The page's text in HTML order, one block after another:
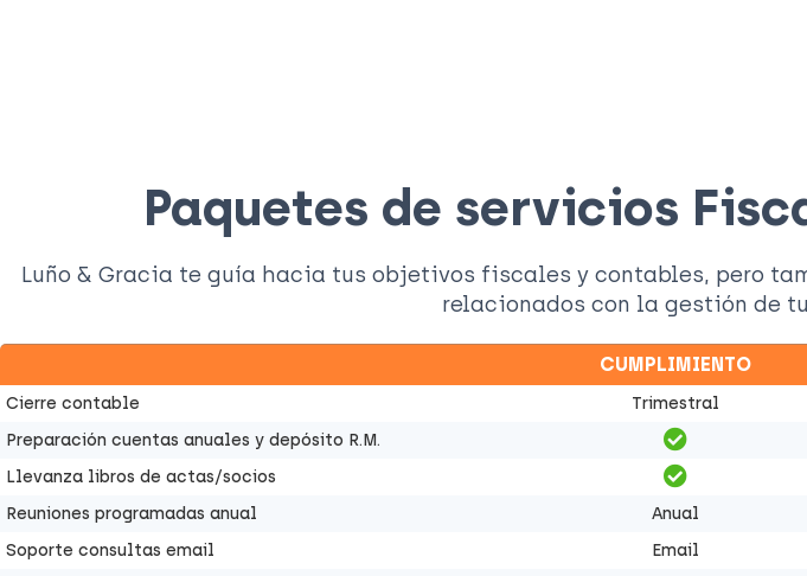
Paquetes de servicios
Luño & Gracia te guía hacia tus objetivos fiscales y contables, pero
relacionados con la gestión de
CUMPLIMIENTO
Cierre contable Trimestral
Preparación cuentas anuales y depósito R.M.
Llevanza libros de actas/socios
Reuniones programadas anual
Anual
Soporte consultas email
Email